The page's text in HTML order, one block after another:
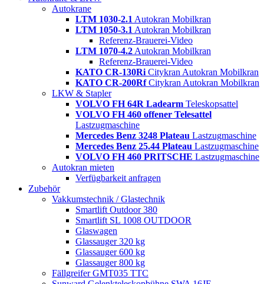
Autokrane
LTM 1030-2.1 Autokran Mobilkran
LTM 1050-3.1 Autokran Mobilkran
Referenz-Brauerei-Video
LTM 1070-4.2 Autokran Mobilkran
Referenz-Brauerei-Video
KATO CR-130Ri Citykran Autokran Mobilkran
KATO CR-200RfCitykran Autokran Mobilkran
LKW & Stapler
VOLVO FH 64R Ladearm Teleskopsattel
VOLVO FH 460 offener Telesattel
Lastzugmaschine
Mercedes Benz 3248 Plateau Lastzugmaschine
Mercedes Benz 25.44 Plateau Lastzugmaschine
VOLVO FH 460 PRITSCHE Lastzugmaschine
Autokran mieten
Verfügbarkeit anfragen
Zubehör
Vakkumstechnik / Glastechnik
Smartlift Outdoor 380
Smartlift SL 1008 OUTDOOR
Glaswagen
Glassauger 320 kg
Glassauger 600 kg
Glassauger 800 kg
Fällgreifer GMT035 TTC